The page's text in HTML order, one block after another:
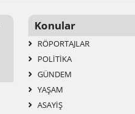
Konular
RÖPORTAJLAR
POLITIKA
GÜNDEM
YAŞAM
ASAYIŞ